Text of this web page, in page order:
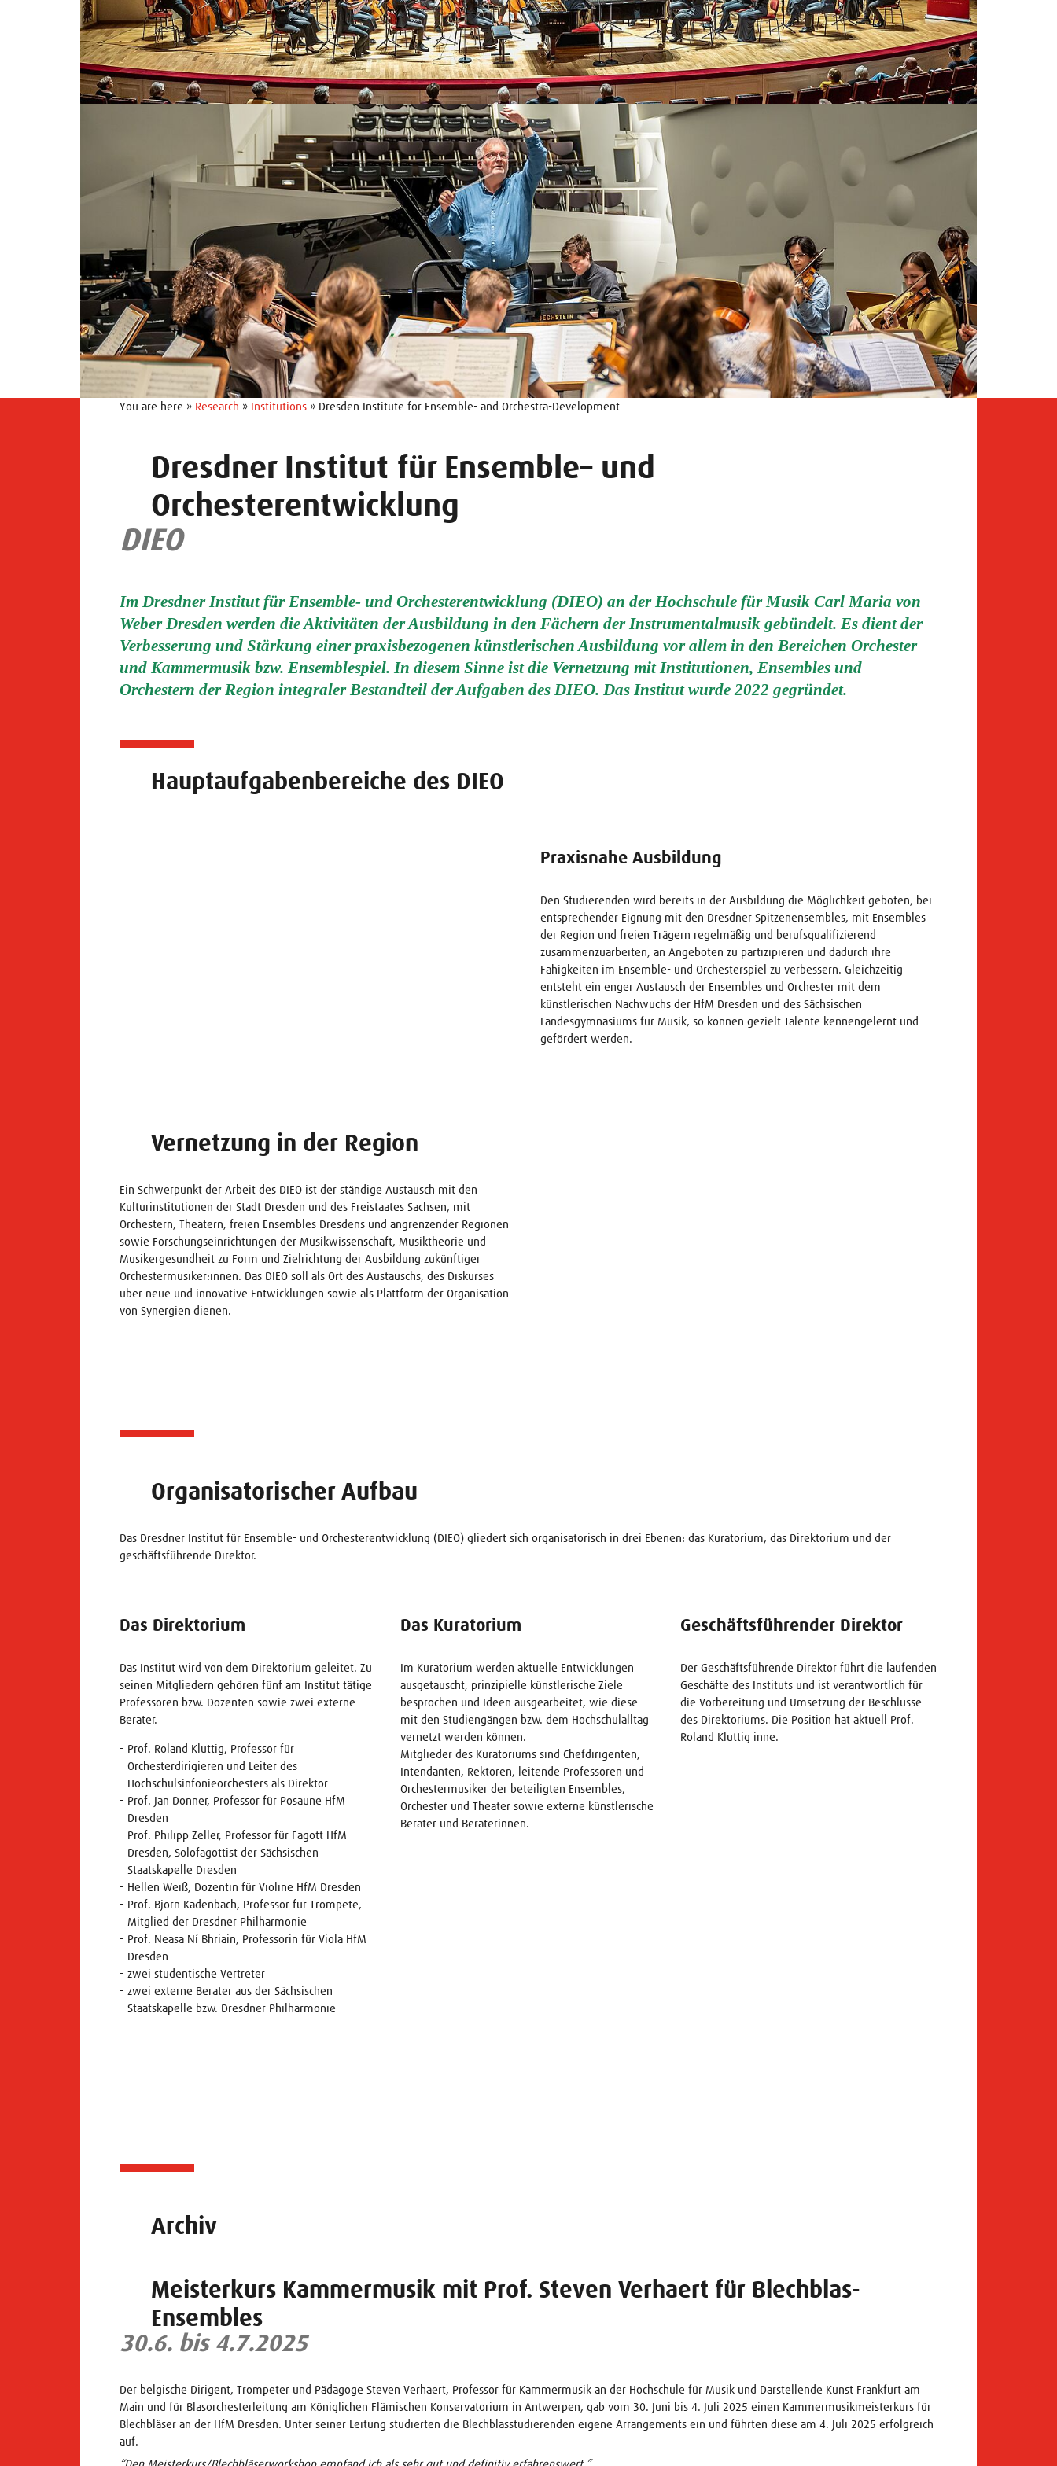
You are here » Research » Institutions » Dresden Institute for Ensemble- and Orchestra-Development
Dresdner Institut für Ensemble– und
Orchesterentwicklung
DIEO
Im Dresdner Institut für Ensemble- und Orchesterentwicklung (DIEO) an der Hochschule für Musik Carl Maria von
Weber Dresden werden die Aktivitäten der Ausbildung in den Fächern der Instrumentalmusik gebündelt. Es dient der
Verbesserung und Stärkung einer praxisbezogenen künstlerischen Ausbildung vor allem in den Bereichen Orchester
und Kammermusik bzw. Ensemblespiel. In diesem Sinne ist die Vernetzung mit Institutionen, Ensembles und
Orchestern der Region integraler Bestandteil der Aufgaben des DIEO. Das Institut wurde 2022 gegründet.
Hauptaufgabenbereiche des DIEO
Praxisnahe Ausbildung
Den Studierenden wird bereits in der Ausbildung die Möglichkeit geboten, bei
entsprechender Eignung mit den Dresdner Spitzenensembles, mit Ensembles
der Region und freien Trägern regelmäßig und berufsqualifizierend
zusammenzuarbeiten, an Angeboten zu partizipieren und dadurch ihre
Fähigkeiten im Ensemble- und Orchesterspiel zu verbessern. Gleichzeitig
entsteht ein enger Austausch der Ensembles und Orchester mit dem
künstlerischen Nachwuchs der HfM Dresden und des Sächsischen
Landesgymnasiums für Musik, so können gezielt Talente kennengelernt und
gefördert werden.
Vernetzung in der Region
Ein Schwerpunkt der Arbeit des DIEO ist der ständige Austausch mit den
Kulturinstitutionen der Stadt Dresden und des Freistaates Sachsen, mit
Orchestern, Theatern, freien Ensembles Dresdens und angrenzender Regionen
sowie Forschungseinrichtungen der Musikwissenschaft, Musiktheorie und
Musikergesundheit zu Form und Zielrichtung der Ausbildung zukünftiger
Orchestermusiker:innen. Das DIEO soll als Ort des Austauschs, des Diskurses
über neue und innovative Entwicklungen sowie als Plattform der Organisation
von Synergien dienen.
Organisatorischer Aufbau
Das Dresdner Institut für Ensemble- und Orchesterentwicklung (DIEO) gliedert sich organisatorisch in drei Ebenen: das Kuratorium, das Direktorium und der
geschäftsführende Direktor.
Das Direktorium
Das Institut wird von dem Direktorium geleitet. Zu
seinen Mitgliedern gehören fünf am Institut tätige
Professoren bzw. Dozenten sowie zwei externe
Berater.
Prof. Roland Kluttig, Professor für
Orchesterdirigieren und Leiter des
Hochschulsinfonieorchesters als Direktor
Prof. Jan Donner, Professor für Posaune HfM
Dresden
Prof. Philipp Zeller, Professor für Fagott HfM
Dresden, Solofagottist der Sächsischen
Staatskapelle Dresden
Hellen Weiß, Dozentin für Violine HfM Dresden
Prof. Björn Kadenbach, Professor für Trompete,
Mitglied der Dresdner Philharmonie
Prof. Neasa Ní Bhriain, Professorin für Viola HfM
Dresden
zwei studentische Vertreter
zwei externe Berater aus der Sächsischen
Staatskapelle bzw. Dresdner Philharmonie
Das Kuratorium
Im Kuratorium werden aktuelle Entwicklungen
ausgetauscht, prinzipielle künstlerische Ziele
besprochen und Ideen ausgearbeitet, wie diese
mit den Studiengängen bzw. dem Hochschulalltag
vernetzt werden können.
Mitglieder des Kuratoriums sind Chefdirigenten,
Intendanten, Rektoren, leitende Professoren und
Orchestermusiker der beteiligten Ensembles,
Orchester und Theater sowie externe künstlerische
Berater und Beraterinnen.
Geschäftsführender Direktor
Der Geschäftsführende Direktor führt die laufenden
Geschäfte des Instituts und ist verantwortlich für
die Vorbereitung und Umsetzung der Beschlüsse
des Direktoriums. Die Position hat aktuell Prof.
Roland Kluttig inne.
Archiv
Meisterkurs Kammermusik mit Prof. Steven Verhaert für Blechblas-
Ensembles
30.6. bis 4.7.2025
Der belgische Dirigent, Trompeter und Pädagoge Steven Verhaert, Professor für Kammermusik an der Hochschule für Musik und Darstellende Kunst Frankfurt am
Main und für Blasorchesterleitung am Königlichen Flämischen Konservatorium in Antwerpen, gab vom 30. Juni bis 4. Juli 2025 einen Kammermusikmeisterkurs für
Blechbläser an der HfM Dresden. Unter seiner Leitung studierten die Blechblasstudierenden eigene Arrangements ein und führten diese am 4. Juli 2025 erfolgreich
auf.